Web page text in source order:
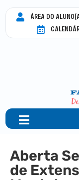
ÁREA DO
Aberta
de